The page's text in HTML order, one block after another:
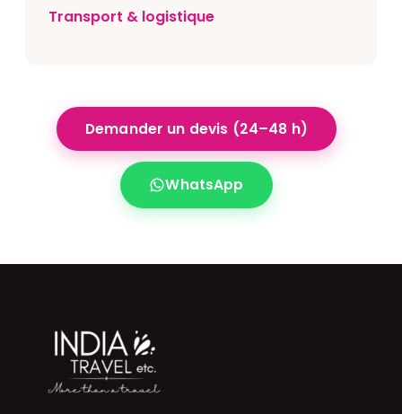
Transport & logistique
Demander un devis (24–48 h)
WhatsApp